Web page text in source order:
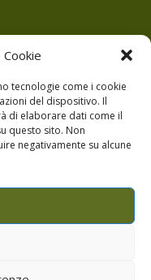
tecnologie come i cookie
del dispositivo. Il
di elaborare dati come il
questo sito. Non
negativamente su alcune